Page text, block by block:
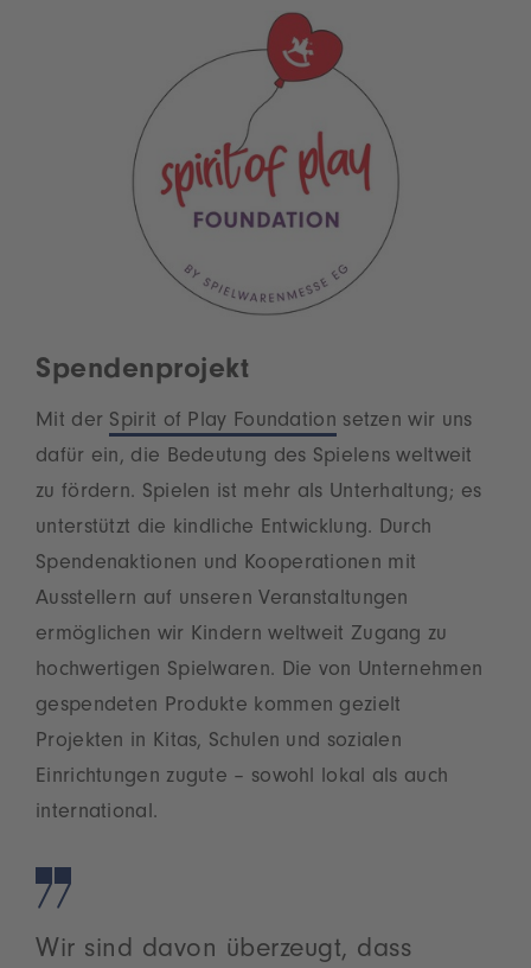
Spendenprojekt
Mit der Spirit of Play Foundation setzen wir uns
dafür ein, die Bedeutung des Spielens weltweit
zu fördern. Spielen ist mehr als Unterhaltung; es
unterstützt die kindliche Entwicklung. Durch
Spendenaktionen und Kooperationen mit
Ausstellern auf unseren Veranstaltungen
ermöglichen wir Kindern weltweit Zugang zu
hochwertigen Spielwaren. Die von Unternehmen
gespendeten Produkte kommen gezielt
Projekten in Kitas, Schulen und sozialen
Einrichtungen zugute – sowohl lokal als auch
international.
Wir sind davon überzeugt, dass